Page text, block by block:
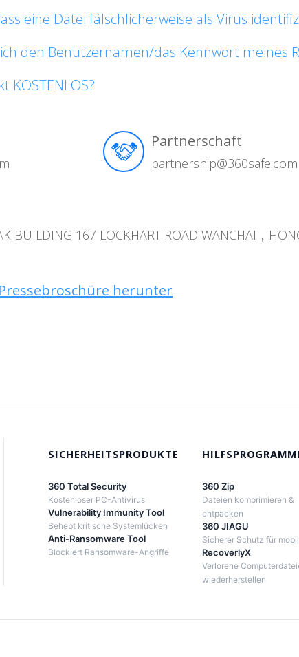
eine Datei fälschlicherweise als Virus
den Benutzernamen/das Kennwort meines
KOSTENLOS?
Partnerschaft
partnership@360safe.com
BUILDING 167 LOCKHART ROAD WANCHAI，
herunter
SICHERHEITSPRODUKTE
360 Total Security
Kostenloser PC-Antivirus
Vulnerability Immunity Tool
Behebt kritische Systemlücken
Anti-Ransomware Tool
Blockiert Ransomware-Angriffe
360 Zip
Dateien komprimieren &
entpacken
360 JIAGU
Sicherer Schutz für
RecoverlyX
Verlorene
wiederherstellen